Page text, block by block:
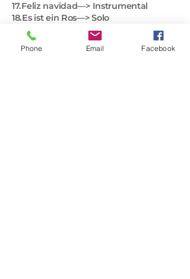
17.Feliz navidad—> Instrumental
18.Es ist ein Ros—> Solo
19.Tochter Zion —> Instrumental
20.Go tell it on the Mountain—> Chor
Danke und Verabschiedung
Phone Email Facebook